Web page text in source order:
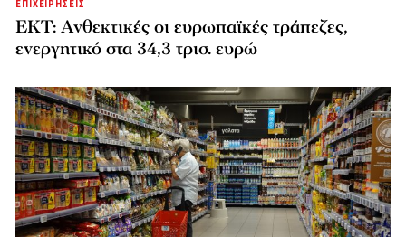
ΕΠΙΧΕΙΡΗΣΕΙΣ
ΕΚΤ: Ανθεκτικές οι ευρωπαϊκές τράπεζες,
ενεργητικό στα 34,3 τρισ. ευρώ